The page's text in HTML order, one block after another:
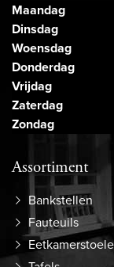
Maandag
Dinsdag
Woensdag
Donderdag
Vrijdag
Zaterdag
Zondag
Assortiment
Bankstellen
Fauteuils